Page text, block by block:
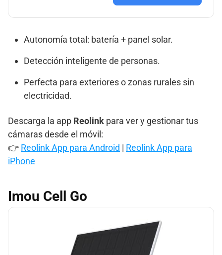
Autonomía total: batería + panel solar.
Detección inteligente de personas.
Perfecta para exteriores o zonas rurales sin
electricidad.
Descarga la app Reolink para ver y gestionar tus
cámaras desde el móvil:
👉 Reolink App para Android | Reolink App para
iPhone
Imou Cell Go